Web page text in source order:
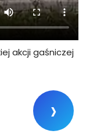
akcji gaśniczej
›